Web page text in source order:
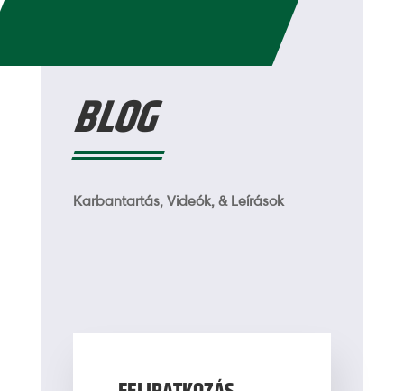
BLOG
Karbantartás, Videók, & Leírások